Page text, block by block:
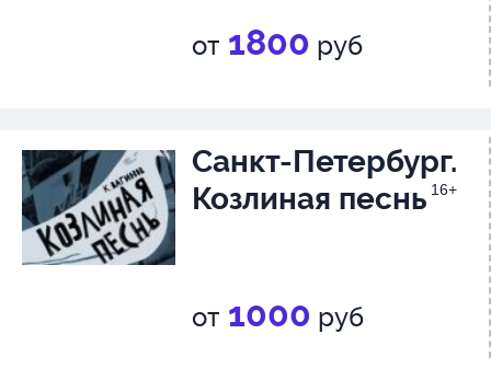
от 1800 руб
Санкт-Петербург.
Козлиная песнь 16+
от 1000 руб